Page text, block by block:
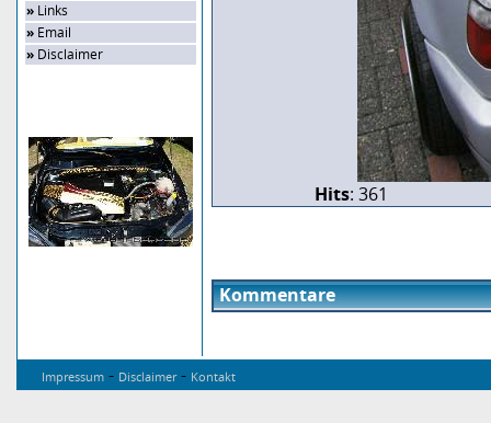
» Links
» Email
» Disclaimer
Hits: 361
Kommentare
Impressum - Disclaimer- Kontakt